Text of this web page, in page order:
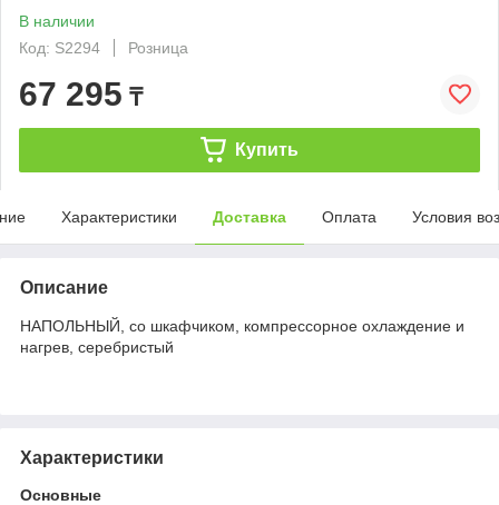
В наличии
Код: S2294
Розница
67 295 ₸
Купить
Характеристики Доставка Оплата Условия
Описание
НАПОЛЬНЫЙ, со шкафчиком, компрессорное охлаждение и
нагрев, серебристый
Характеристики
Основные